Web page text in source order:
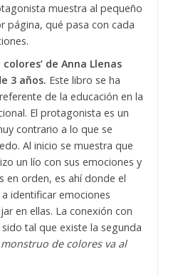
muestra al pequeño
página, qué pasa con cada
de Anna Llenas
3 años. Este libro se ha
de la educación en la
El protagonista es un
contrario a lo que se
Al inicio se muestra que
un lío con sus emociones y
en orden, es ahí donde el
identificar emociones
en ellas. La conexión con
tal que existe la segunda
monstruo de colores va al